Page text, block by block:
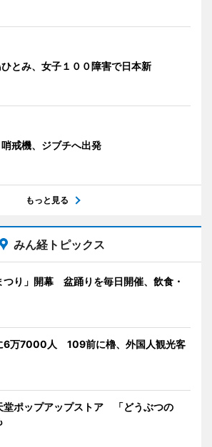
とみ、女子１００障害で日本新
哨戒機、ジブチへ出発
もっと見る
みん経トピックス
つり」開幕 盆踊りを毎日開催、飲食・
6万7000人 109前に櫓、外国人観光客
堂ポップアップストア 「どうぶつの